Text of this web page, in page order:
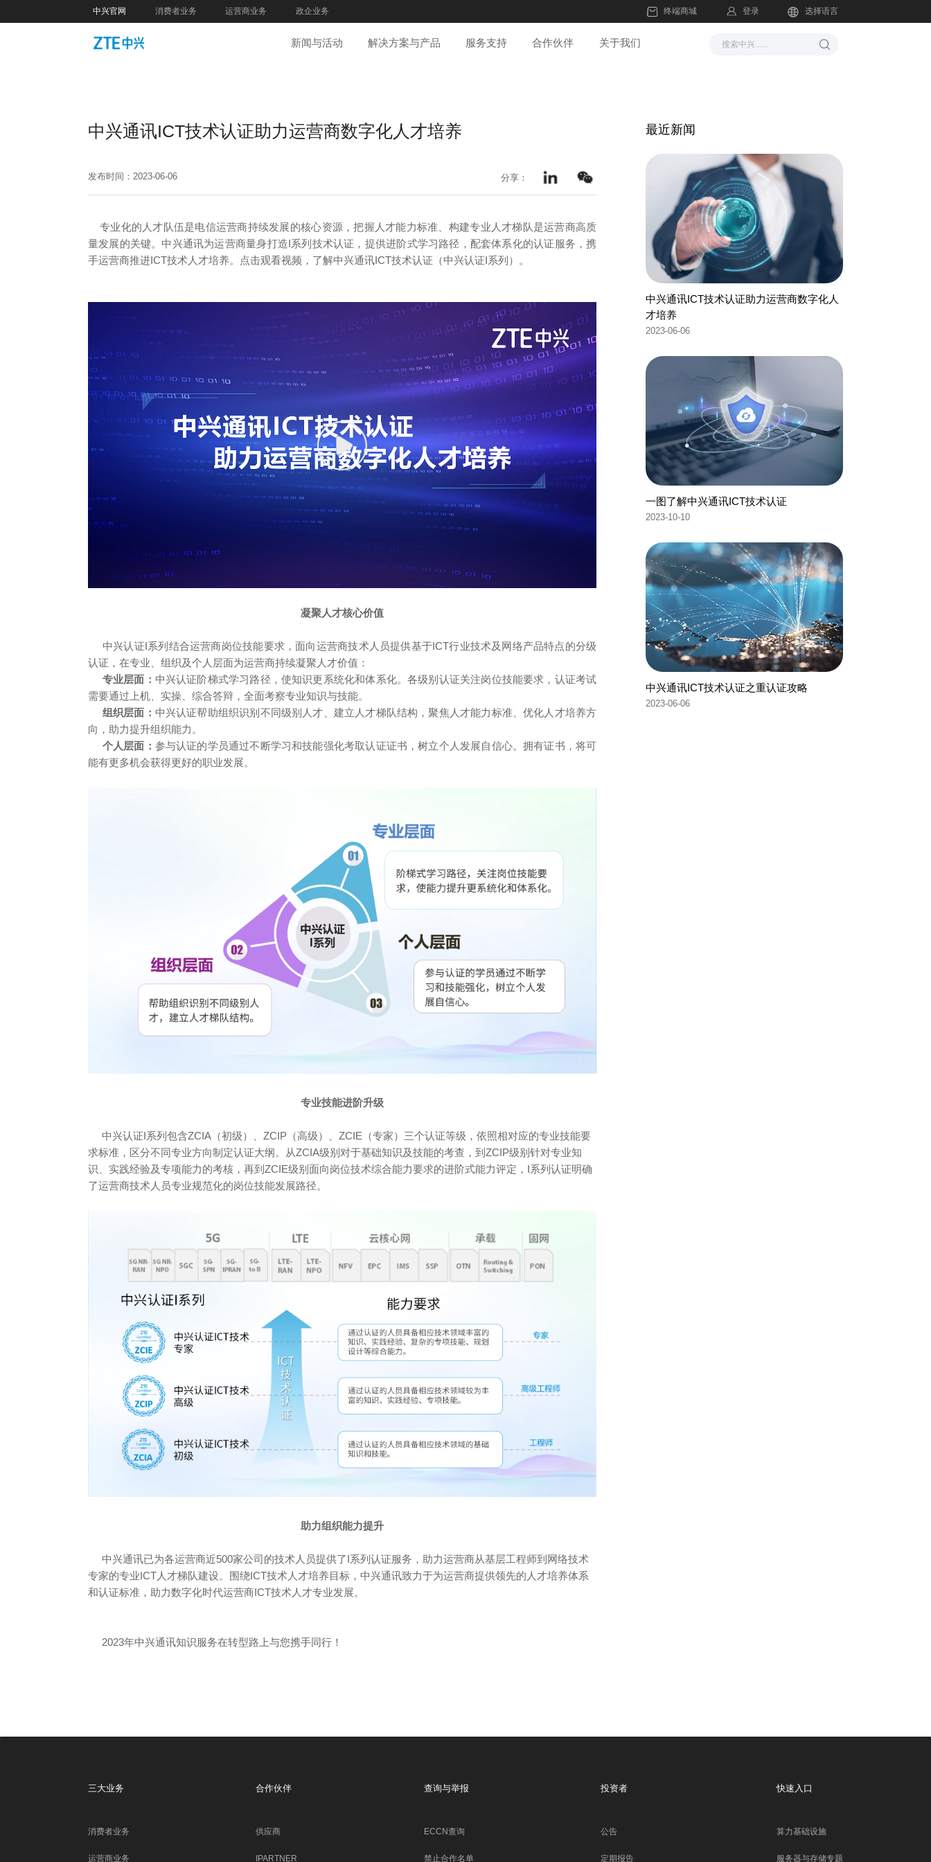
中兴官网 消费者业务 运营商业务 政企业务 终端商城 登录 选择语言
新闻与活动 解决方案与产品 服务支持 合作伙伴 关于我们
中兴通讯ICT技术认证助力运营商数字化人才培养
发布时间：2023-06-06 分享：
专业化的人才队伍是电信运营商持续发展的核心资源，把握人才能力标准、构建专业人才梯队是运营商高质
量发展的关键。中兴通讯为运营商量身打造I系列技术认证，提供进阶式学习路径，配套体系化的认证服务，携
手运营商推进ICT技术人才培养。点击观看视频，了解中兴通讯ICT技术认证（中兴认证I系列）。
凝聚人才核心价值
中兴认证I系列结合运营商岗位技能要求，面向运营商技术人员提供基于ICT行业技术及网络产品特点的分级
认证，在专业、组织及个人层面为运营商持续凝聚人才价值：
专业层面： 中兴认证阶梯式学习路径，使知识更系统化和体系化。各级别认证关注岗位技能要求，认证考试
需要通过上机、实操、综合答辩，全面考察专业知识与技能。
组织层面： 中兴认证帮助组织识别不同级别人才、建立人才梯队结构，聚焦人才能力标准、优化人才培养方
向，助力提升组织能力。
个人层面： 参与认证的学员通过不断学习和技能强化考取认证证书，树立个人发展自信心。拥有证书，将可
能有更多机会获得更好的职业发展。
专业技能进阶升级
中兴认证I系列包含ZCIA（初级）、ZCIP（高级）、ZCIE（专家）三个认证等级，依照相对应的专业技能要
求标准，区分不同专业方向制定认证大纲。从ZCIA级别对于基础知识及技能的考查，到ZCIP级别针对专业知
识、实践经验及专项能力的考核，再到ZCIE级别面向岗位技术综合能力要求的进阶式能力评定，I系列认证明确
了运营商技术人员专业规范化的岗位技能发展路径。
助力组织能力提升
中兴通讯已为各运营商近500家公司的技术人员提供了I系列认证服务，助力运营商从基层工程师到网络技术
专家的专业ICT人才梯队建设。围绕ICT技术人才培养目标，中兴通讯致力于为运营商提供领先的人才培养体系
和认证标准，助力数字化时代运营商ICT技术人才专业发展。
2023年中兴通讯知识服务在转型路上与您携手同行！
最近新闻
中兴通讯ICT技术认证助力运营商数字化人
才培养
2023-06-06
一图了解中兴通讯ICT技术认证
2023-10-10
中兴通讯ICT技术认证之重认证攻略
2023-06-06
三大业务
消费者业务
运营商业务
合作伙伴
供应商
IPARTNER
查询与举报
ECCN查询
禁止合作名单
投资者
公告
定期报告
快速入口
算力基础设施
服务器与存储专题